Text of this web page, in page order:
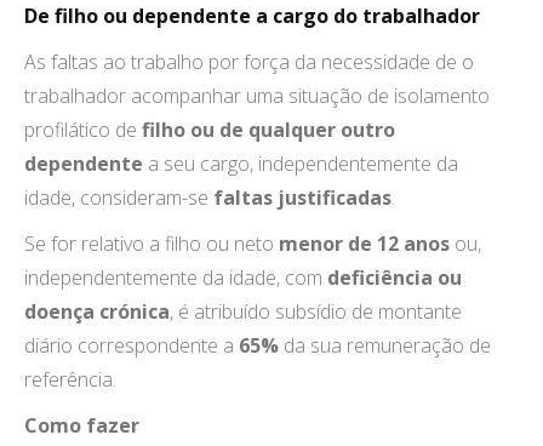
De filho ou dependente a cargo do trabalhador
As faltas ao trabalho por força da necessidade de o
trabalhador acompanhar uma situação de isolamento
profilático de filho ou de qualquer outro
dependente a seu cargo, independentemente da
idade, consideram-se faltas justificadas.
Se for relativo a filho ou neto menor de 12 anos ou,
independentemente da idade, com deficiência ou
doença crónica, é atribuído subsídio de montante
diário correspondente a 65% da sua remuneração de
referência.
Como fazer